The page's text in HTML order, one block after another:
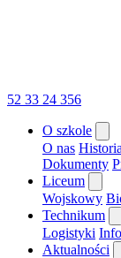
52 33 24 356
O szkole
O nas
Dokumenty
Liceum
Wojskowy
Technikum
Logistyki
Aktualności